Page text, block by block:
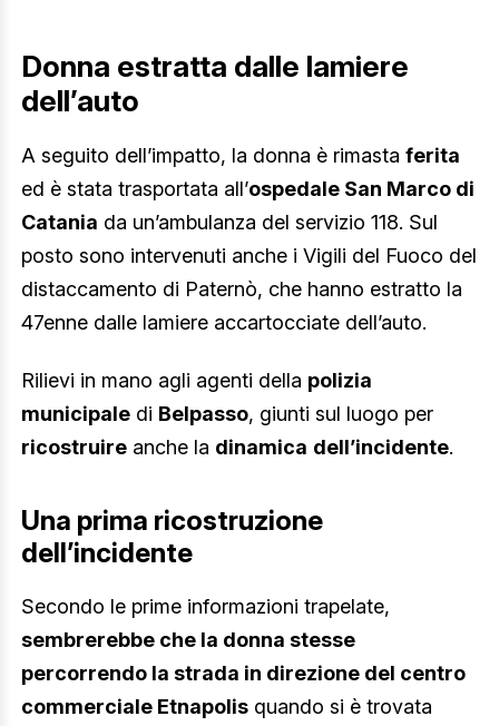
Donna estratta dalle lamiere
dell’auto
A seguito dell’impatto, la donna è rimasta ferita
ed è stata trasportata all’ospedale San Marco di
Catania da un’ambulanza del servizio 118. Sul
posto sono intervenuti anche i Vigili del Fuoco del
distaccamento di Paternò, che hanno estratto la
47enne dalle lamiere accartocciate dell’auto.
Rilievi in mano agli agenti della polizia
municipale di Belpasso, giunti sul luogo per
ricostruire anche la dinamica dell’incidente.
Una prima ricostruzione
dell’incidente
Secondo le prime informazioni trapelate,
sembrerebbe che la donna stesse
percorrendo la strada in direzione del centro
commerciale Etnapolis quando si è trovata